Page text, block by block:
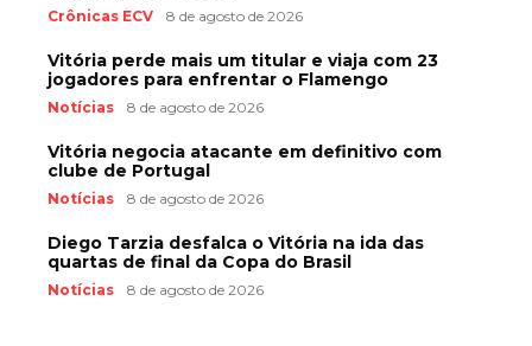
Crônicas ECV 8 de agosto de 2026
Vitória perde mais um titular e viaja com 23
jogadores para enfrentar o Flamengo
Notícias 8 de agosto de 2026
Vitória negocia atacante em definitivo com
clube de Portugal
Notícias 8 de agosto de 2026
Diego Tarzia desfalca o Vitória na ida das
quartas de final da Copa do Brasil
Notícias 8 de agosto de 2026